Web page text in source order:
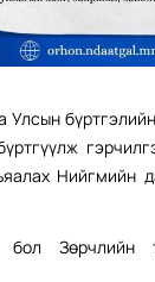
Улсын
Нийгмийн
бол Зөрчлийн